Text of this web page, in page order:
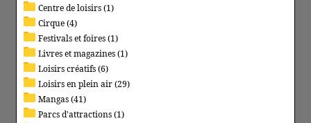
Centre de loisirs (1)
Cirque (4)
Festivals et foires (1)
Livres et magazines (1)
Loisirs créatifs (6)
Loisirs en plein air (29)
Mangas (41)
Parcs d'attractions (1)